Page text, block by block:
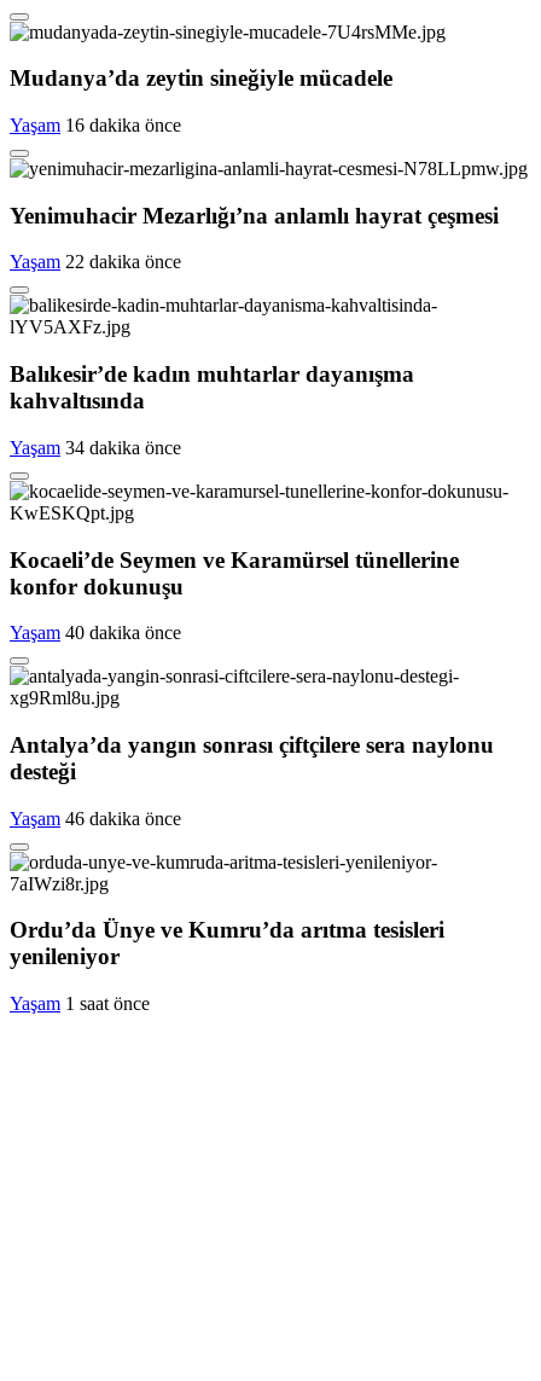
Mudanya’da zeytin sineğiyle mücadele
Yaşam 16 dakika önce
Yenimuhacir Mezarlığı’na anlamlı hayrat çeşmesi
Yaşam 22 dakika önce
Balıkesir’de kadın muhtarlar dayanışma
kahvaltısında
Yaşam 34 dakika önce
Kocaeli’de Seymen ve Karamürsel tünellerine
konfor dokunuşu
Yaşam 40 dakika önce
Antalya’da yangın sonrası çiftçilere sera naylonu
desteği
Yaşam 46 dakika önce
Ordu’da Ünye ve Kumru’da arıtma tesisleri
yenileniyor
Yaşam 1 saat önce